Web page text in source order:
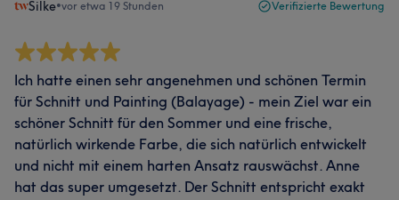
Silke•vor etwa 19 Stunden Verifizierte Bewertung
Ich hatte einen sehr angenehmen und schönen Termin
für Schnitt und Painting (Balayage) - mein Ziel war ein
schöner Schnitt für den Sommer und eine frische,
natürlich wirkende Farbe, die sich natürlich entwickelt
und nicht mit einem harten Ansatz rauswächst. Anne
hat das super umgesetzt. Der Schnitt entspricht exakt